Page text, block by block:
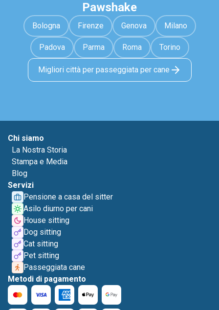
Pawshake
Bologna Firenze Genova Milano
Padova Parma Roma Torino
Migliori città per passeggiata per cane
Chi siamo
La Nostra Storia
Stampa e Media
Blog
Servizi
Pensione a casa del sitter
Asilo diurno per cani
House sitting
Dog sitting
Cat sitting
Pet sitting
Passeggiata cane
Metodi di pagamento